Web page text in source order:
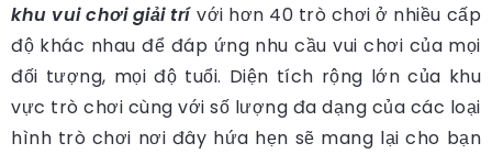
khu vui chơi giải trí với hơn 40 trò chơi ở nhiều cấp
độ khác nhau để đáp ứng nhu cầu vui chơi của mọi
đối tượng, mọi độ tuổi. Diện tích rộng lớn của khu
vực trò chơi cùng với số lượng đa dạng của các loại
hình trò chơi nơi đây hứa hẹn sẽ mang lại cho bạn